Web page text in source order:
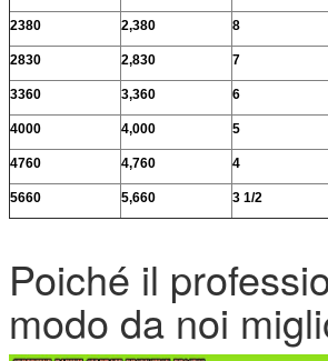
2380 2,380 8
2830 2,830 7
3360 3,360 6
4000 4,000 5
4760 4,760 4
5660 5,660 3 1/2
Poiché il
modo da noi